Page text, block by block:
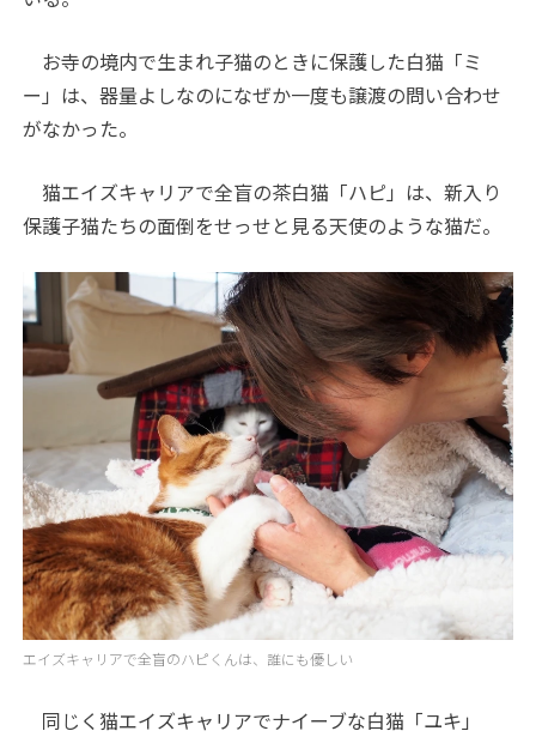
お寺の境内で生まれ子猫のときに保護した白猫「ミ
ー」は、器量よしなのになぜか一度も譲渡の問い合わせ
がなかった。
猫エイズキャリアで全盲の茶白猫「ハピ」は、新入り
保護子猫たちの面倒をせっせと見る天使のような猫だ。
エイズキャリアで全盲のハピくんは、誰にも優しい
同じく猫エイズキャリアでナイーブな白猫「ユキ」